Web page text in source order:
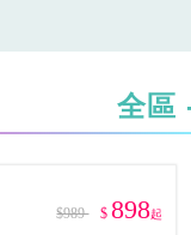
全區
$989 $898起